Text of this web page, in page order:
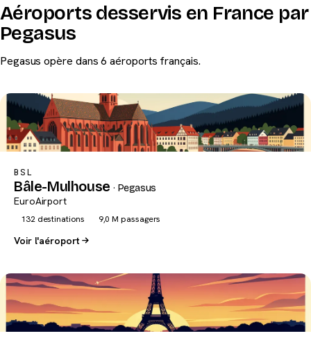
Aéroports desservis en France par
Pegasus
Pegasus opère dans 6 aéroports français.
BSL
Bâle-Mulhouse· Pegasus
EuroAirport
132 destinations 9,0 M passagers
Voir l'aéroport